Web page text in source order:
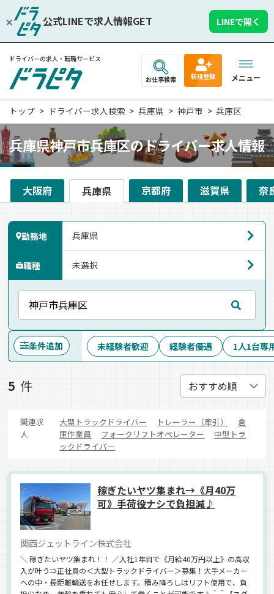
公式LINEで求人情報GET LINEで開く
ドライバーの求人・転職サービス
お仕事検索 新規登録 メニュー
トップ ドライバー求人検索 兵庫県 神戸市 兵庫区
兵庫県神戸市兵庫区のドライバー求人情報
大阪府 兵庫県 京都府 滋賀県 奈
勤務地
職種
条件追加 未経験者歓迎 経験者優遇 1人1台専
5 件
関連求
人
大型トラックドライバー トレーラー（牽引）
倉
庫作業員
フォークリフトオペレーター
中型トラ
ックドライバー
稼ぎたいヤツ集まれ→《月40万
可》手荷役ナシで負担減♪
関西ジェットライン株式会社
＼ 稼ぎたいヤツ集まれ！！ ／入社1年目で《月給40万円以上》の高収
入が叶う⇒正社員の＜大型トラックドライバー＞募集！大手メーカー
への中・長距離輸送をお任せします。積み降ろしはリフト使用で、負